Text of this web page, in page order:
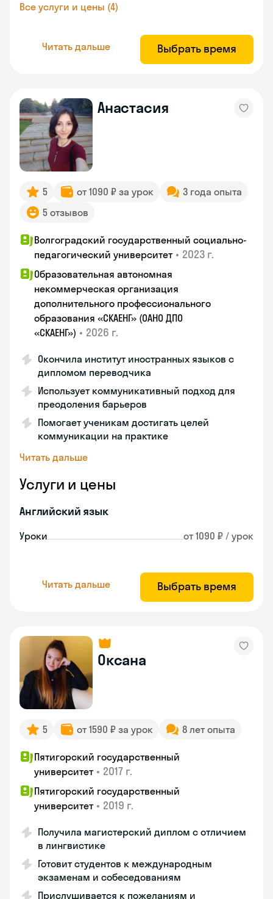
Все услуги и цены (4)
Читать дальше Выбрать время
Анастасия
5 от 1090 ₽ за урок
3 года опыта
5 отзывов
Волгоградский государственный социально-
педагогический университет • 2023 г.
Образовательная автономная
некоммерческая организация
дополнительного профессионального
образования «СКАЕНГ» (ОАНО ДПО
«СКАЕНГ») • 2026 г.
Окончила институт иностранных языков с
дипломом переводчика
Использует коммуникативный подход для
преодоления барьеров
Помогает ученикам достигать целей
коммуникации на практике
Читать дальше
Услуги и цены
Английский язык
Уроки от 1090 ₽ / урок
Читать дальше Выбрать время
Оксана
5 от 1590 ₽ за урок 8 лет опыта
Пятигорский государственный
университет • 2017 г.
Пятигорский государственный
университет • 2019 г.
Получила магистерский диплом с отличием
в лингвистике
Готовит студентов к международным
экзаменам и собеседованиям
Прислушивается к пожеланиям и